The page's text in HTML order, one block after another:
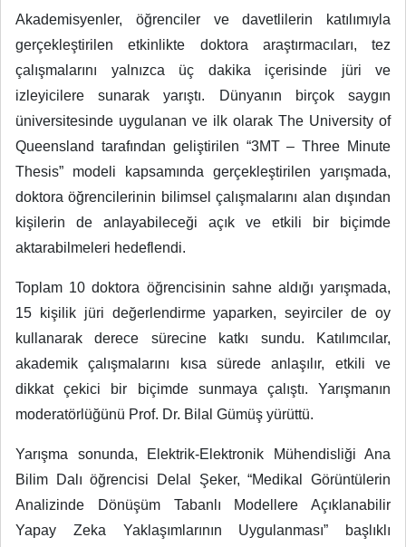
Akademisyenler, öğrenciler ve davetlilerin katılımıyla
gerçekleştirilen etkinlikte doktora araştırmacıları, tez
çalışmalarını yalnızca üç dakika içerisinde jüri ve
izleyicilere sunarak yarıştı. Dünyanın birçok saygın
üniversitesinde uygulanan ve ilk olarak The University of
Queensland tarafından geliştirilen “3MT – Three Minute
Thesis” modeli kapsamında gerçekleştirilen yarışmada,
doktora öğrencilerinin bilimsel çalışmalarını alan dışından
kişilerin de anlayabileceği açık ve etkili bir biçimde
aktarabilmeleri hedeflendi.
Toplam 10 doktora öğrencisinin sahne aldığı yarışmada,
15 kişilik jüri değerlendirme yaparken, seyirciler de oy
kullanarak derece sürecine katkı sundu. Katılımcılar,
akademik çalışmalarını kısa sürede anlaşılır, etkili ve
dikkat çekici bir biçimde sunmaya çalıştı. Yarışmanın
moderatörlüğünü Prof. Dr. Bilal Gümüş yürüttü.
Yarışma sonunda, Elektrik-Elektronik Mühendisliği Ana
Bilim Dalı öğrencisi Delal Şeker, “Medikal Görüntülerin
Analizinde Dönüşüm Tabanlı Modellere Açıklanabilir
Yapay Zeka Yaklaşımlarının Uygulanması” başlıklı